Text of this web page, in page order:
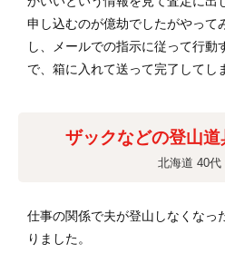
申し込むのが億劫でしたがやって
し、メールでの指示に従って行動
で、箱に入れて送って完了してし
ザックなどの登山
北海道 40代
仕事の関係で夫が登山しなくなっ
りました。